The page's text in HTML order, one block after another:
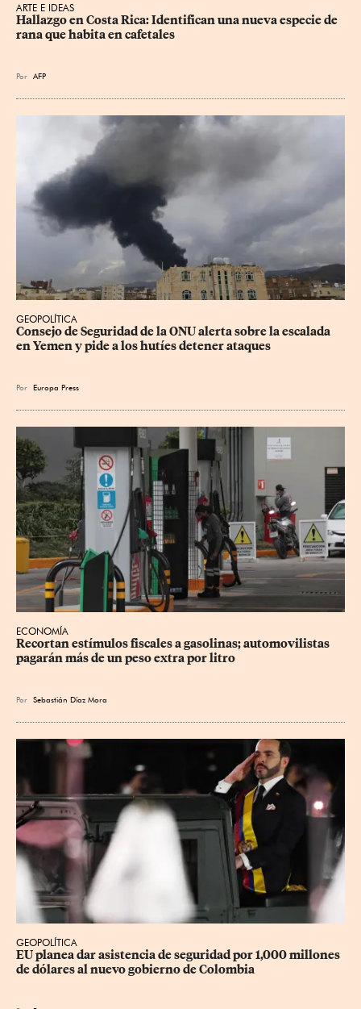
ARTE E IDEAS
Hallazgo en Costa Rica: Identifican una nueva especie de
rana que habita en cafetales
Por AFP
GEOPOLÍTICA
Consejo de Seguridad de la ONU alerta sobre la escalada
en Yemen y pide a los hutíes detener ataques
Por Europa Press
ECONOMÍA
Recortan estímulos fiscales a gasolinas; automovilistas
pagarán más de un peso extra por litro
Por Sebastián Díaz Mora
GEOPOLÍTICA
EU planea dar asistencia de seguridad por 1,000 millones
de dólares al nuevo gobierno de Colombia